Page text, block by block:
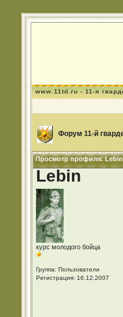
www.11td.ru - 11-я
Форум 11-й
Просмотр профиля: Lebin
Lebin
курс молодого бойца
Группа: Пользователи
Регистрация: 16.12.2007